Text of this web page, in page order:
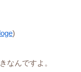
)
なんですよ。